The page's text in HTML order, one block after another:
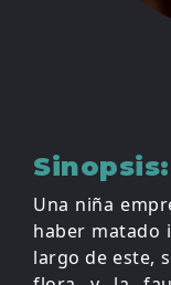
Sinopsis:
Una niña
haber matado
largo de este,